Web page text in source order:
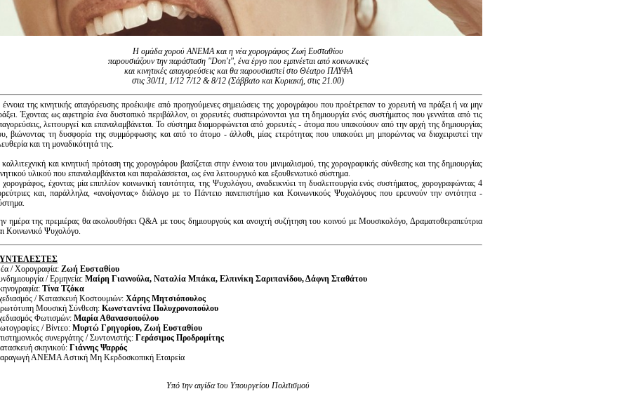
Η ομάδα χορού ΑΝΕΜΑ και η νέα χορογράφος Ζωή Ευσταθίου
παρουσιάζουν την παράσταση "Don't", ένα έργο που εμπνέεται από κοινωνικές
και κινητικές απαγορεύσεις και θα παρουσιαστεί στο Θέατρο ΠΛΥΦΑ
στις 30/11, 1/12 7/12 & 8/12 (Σάββατο και Κυριακή, στις 21.00)
της κινητικής απαγόρευσης προέκυψε από προηγούμενες σημειώσεις της χορογράφου που προέτρεπαν το χορευτή να πράξει ή να μην
Έχοντας ως αφετηρία ένα δυστοπικό περιβάλλον, οι χορευτές συσπειρώνονται για τη δημιουργία ενός συστήματος που γεννάται από τις
λειτουργεί και επαναλαμβάνεται. Το σύστημα διαμορφώνεται από χορευτές - άτομα που υπακούουν από την αρχή της δημιουργίας
βιώνοντας τη δυσφορία της συμμόρφωσης και από το άτομο - άλλοθι, μίας ετερότητας που υπακούει μη μπορώντας να διαχειριστεί την
και τη μοναδικότητά της.
και κινητική πρόταση της χορογράφου βασίζεται στην έννοια του μινιμαλισμού, της χορογραφικής σύνθεσης και της δημιουργίας
υλικού που επαναλαμβάνεται και παραλάσσεται, ως ένα λειτουργικό και εξουθενωτικό σύστημα.
έχοντας μία επιπλέον κοινωνική ταυτότητα, της Ψυχολόγου, αναδεικνύει τη δυσλειτουργία ενός συστήματος, χορογραφώντας 4
και, παράλληλα, «ανοίγοντας» διάλογο με το Πάντειο πανεπιστήμιο και Κοινωνικούς Ψυχολόγους που ερευνούν την οντότητα -
ημέρα της πρεμιέρας θα ακολουθήσει Q&A με τους δημιουργούς και ανοιχτή συζήτηση του κοινού με Μουσικολόγο, Δραματοθεραπεύτρια
Κοινωνικό Ψυχολόγο.
/ Χορογραφία: Ζωή Ευσταθίου
/ Ερμηνεία: Μαίρη Γιαννούλα, Ναταλία Μπάκα, Ελπινίκη Σαριπανίδου, Δάφνη Σταθάτου
Τίνα Τζόκα
/ Κατασκευή Κοστουμιών: Χάρης Μητσιόπουλος
Μουσική Σύνθεση: Κωνσταντίνα Πολυχρονοπούλου
Φωτισμών: Μαρία Αθανασοπούλου
/ Βίντεο: Μυρτώ Γρηγορίου, Ζωή Ευσταθίου
συνεργάτης / Συντονιστής: Γεράσιμος Προδρομίτης
σκηνικού: Γιάννης Ψαρρός
ΑΝΕΜΑ Αστική Μη Κερδοσκοπική Εταιρεία
Υπό την αιγίδα του Υπουργείου Πολιτισμού